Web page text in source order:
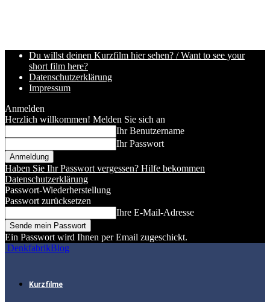
Du willst deinen Kurzfilm hier sehen? / Want to see your
short film here?
Datenschutzerklärung
Impressum
Anmelden
Herzlich willkommen! Melden Sie sich an
Ihr Benutzername
Ihr Passwort
Haben Sie Ihr Passwort vergessen? Hilfe bekommen
Datenschutzerklärung
Passwort-Wiederherstellung
Passwort zurücksetzen
Ihre E-Mail-Adresse
Ein Passwort wird Ihnen per Email zugeschickt.
DenkfabrikBlog
Kurzfilme